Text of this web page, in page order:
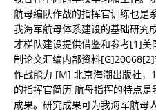
航母编队作战的指挥官训练也是
我海军航母体系建设的基础研究
才梯队建设提供借鉴和参考[1]
制论文汇编内部资料
作战能力 [M] 北京海潮出版社
的指挥官简历 航母指挥的特点
成果。研究成果可为我海军航母